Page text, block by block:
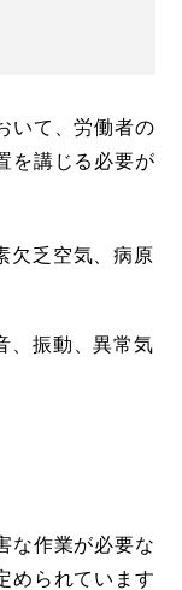
いて、労働者の
を講じる必要が
欠乏空気、病原
、振動、異常気
な作業が必要な
められています